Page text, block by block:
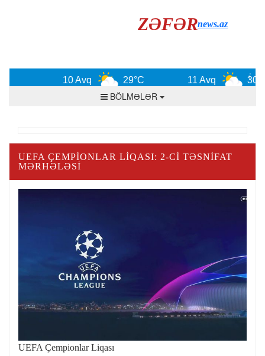
ZƏFƏRnews.az
10 Avq 29°C 11 Avq 30°C
BÖLMƏLƏR
UEFA ÇEMPIONLAR LIQASI: 2-CI TƏSNIFAT
MƏRHƏLƏSI
UEFA Çempionlar Liqası